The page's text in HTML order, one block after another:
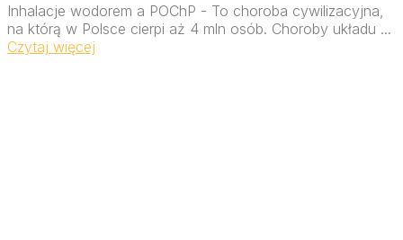
Inhalacje wodorem a POChP - To choroba cywilizacyjna,
na którą w Polsce cierpi aż 4 mln osób. Choroby układu ...
Czytaj więcej